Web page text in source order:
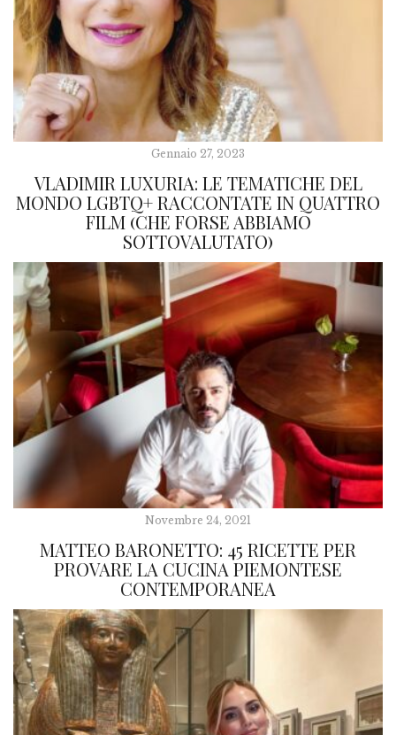
Gennaio 27, 2023
VLADIMIR LUXURIA: LE TEMATICHE DEL
MONDO LGBTQ+ RACCONTATE IN QUATTRO
FILM (CHE FORSE ABBIAMO
SOTTOVALUTATO)
Novembre 24, 2021
MATTEO BARONETTO: 45 RICETTE PER
PROVARE LA CUCINA PIEMONTESE
CONTEMPORANEA